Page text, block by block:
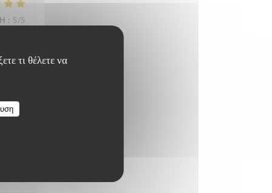
τι θέλετε να
: 5/5